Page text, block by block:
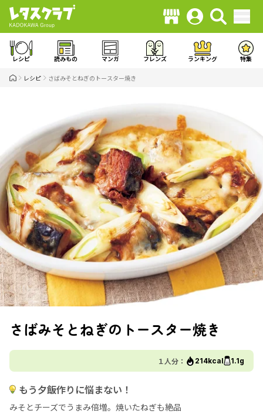
レシピ 読みもの マンガ フレンズ ランキング 特集
レシピ さばみそとねぎのトースター焼き
さばみそとねぎのトースター焼き
１人分： 214kcal 1.1g
もう夕飯作りに悩まない！
みそとチーズでうまみ倍増。焼いたねぎも絶品